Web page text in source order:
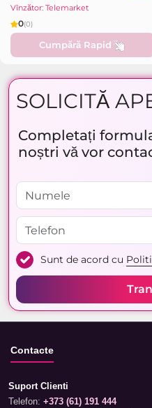
Vînzător: Telemarket
0(0)
Cumpără Rapid
SOLICITĂ
Completați
noștri vă vor
Sunt de acord cu
Contacte
Suport Clienti
Telefon: +373 (61) 191 444